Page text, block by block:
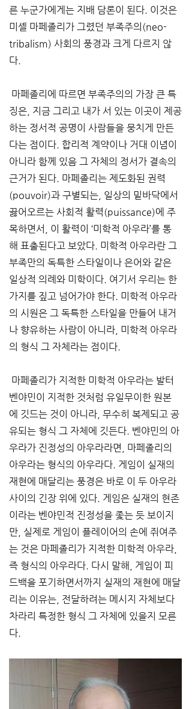
른 누군가에게는 지배 담론이 된다. 이것은
미셸 마페졸리가 그렸던 부족주의(neo-
tribalism) 사회의 풍경과 크게 다르지 않
다.
마페졸리에 따르면 부족주의의 가장 큰 특
징은, 지금 그리고 내가 서 있는 이곳이 제공
하는 정서적 공명이 사람들을 뭉치게 만든
다는 점이다. 합리적 계약이나 거대 이념이
아니라 함께 있음 그 자체의 정서가 결속의
근거가 된다. 마페졸리는 제도화된 권력
(pouvoir)과 구별되는, 일상의 밑바닥에서
끓어오르는 사회적 활력(puissance)에 주
목하면서, 이 활력이 ‘미학적 아우라’를 통
해 표출된다고 보았다. 미학적 아우라란 그
부족만의 독특한 스타일이나 은어와 같은
일상적 의례와 미학이다. 여기서 우리는 한
가지를 짚고 넘어가야 한다. 미학적 아우라
의 시원은 그 독특한 스타일을 만들어 내거
나 향유하는 사람이 아니라, 미학적 아우라
의 형식 그 자체라는 점이다.
마페졸리가 지적한 미학적 아우라는 발터
벤야민이 지적한 것처럼 유일무이한 원본
에 깃드는 것이 아니라, 무수히 복제되고 공
유되는 형식 그 자체에 깃든다. 벤야민의 아
우라가 진정성의 아우라라면, 마페졸리의
아우라는 형식의 아우라다. 게임이 실재의
재현에 매달리는 풍경은 바로 이 두 아우라
사이의 긴장 위에 있다. 게임은 실재의 현존
이라는 벤야민적 진정성을 좇는 듯 보이지
만, 실제로 게임이 플레이어의 손에 쥐여주
는 것은 마페졸리가 지적한 미학적 아우라,
즉 형식의 아우라다. 다시 말해, 게임이 피
드백을 포기하면서까지 실재의 재현에 매달
리는 이유는, 전달하려는 메시지 자체보다
차라리 특정한 형식 그 자체에 있을지 모른
다.